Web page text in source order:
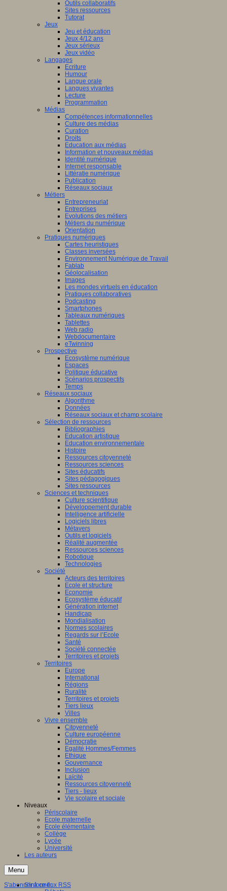
Outils collaboratifs
Sites ressources
Tutorat
Jeux
Jeu et éducation
Jeux 4/12 ans
Jeux sérieux
Jeux vidéo
Langages
Ecriture
Humour
Langue orale
Langues vivantes
Lecture
Programmation
Médias
Compétences informationnelles
Culture des médias
Curation
Droits
Education aux médias
Information et nouveaux médias
Identité numérique
Internet responsable
Littératie numérique
Publication
Réseaux sociaux
Métiers
Entrepreneuriat
Entreprises
Evolutions des métiers
Métiers du numérique
Orientation
Pratiques numériques
Cartes heuristiques
Classes inversées
Environnement Numérique de Travail
Fablab
Géolocalisation
Images
Les mondes virtuels en éducation
Pratiques collaboratives
Podcasting
Smartphones
Tableaux numériques
Tablettes
Web radio
Webdocumentaire
eTwinning
Prospective
Ecosystème numérique
Espaces
Politique éducative
Scénarios prospectifs
Temps
Réseaux sociaux
Algorithme
Données
Réseaux sociaux et champ scolaire
Sélection de ressources
Bibliographies
Education artistique
Education environnementale
Histoire
Ressources citoyenneté
Ressources sciences
Sites éducatifs
Sites pédagogiques
Sites ressources
Sciences et techniques
Culture scientifique
Développement durable
Intelligence artificielle
Logiciels libres
Métavers
Outils et logiciels
Réalité augmentée
Ressources sciences
Robotique
Technologies
Société
Acteurs des territoires
Ecole et structure
Economie
Ecosystème éducatif
Génération internet
Handicap
Mondialisation
Normes scolaires
Regards sur l’Ecole
Santé
Société connectée
Territoires et projets
Territoires
Europe
International
Régions
Ruralité
Territoires et projets
Tiers lieux
Villes
Vivre ensemble
Citoyenneté
Culture européenne
Démocratie
Egalité Hommes/Femmes
Ethique
Gouvernance
Inclusion
Laïcité
Ressources citoyenneté
Tiers - lieux
Vie scolaire et sociale
Niveaux
Périscolaire
Ecole maternelle
Ecole élémentaire
Collège
Lycée
Université
Les auteurs
Menu
S'informer
S'abonner à ce flux RSS